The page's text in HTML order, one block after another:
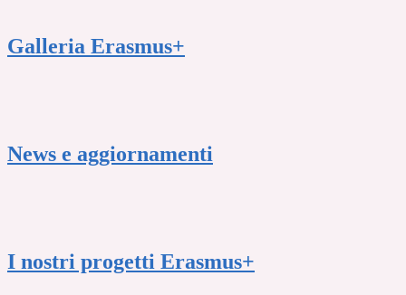
Galleria Erasmus+
News e aggiornamenti
I nostri progetti Erasmus+